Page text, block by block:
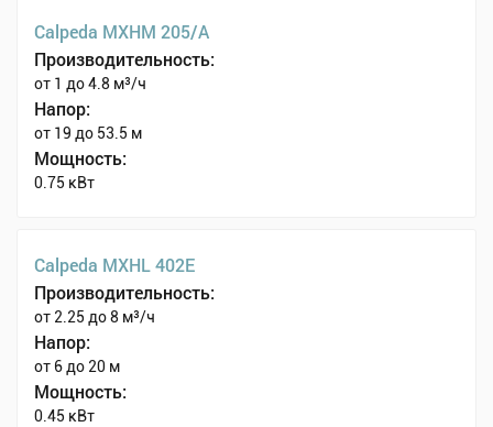
Calpeda MXHM 205/A
Производительность:
от 1 до 4.8 м³/ч
Напор:
от 19 до 53.5 м
Мощность:
0.75 кВт
Calpeda MXHL 402E
Производительность:
от 2.25 до 8 м³/ч
Напор:
от 6 до 20 м
Мощность:
0.45 кВт